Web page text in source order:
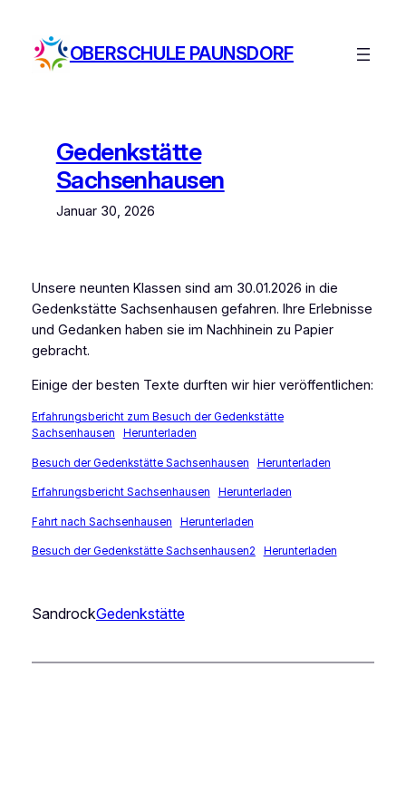
springen
OBERSCHULE PAUNSDORF
Gedenkstätte
Sachsenhausen
Januar 30, 2026
Unsere neunten Klassen sind am 30.01.2026 in die
Gedenkstätte Sachsenhausen gefahren. Ihre Erlebnisse
und Gedanken haben sie im Nachhinein zu Papier
gebracht.
Einige der besten Texte durften wir hier veröffentlichen:
Erfahrungsbericht zum Besuch der Gedenkstätte
Sachsenhausen
Herunterladen
Besuch der Gedenkstätte Sachsenhausen Herunterladen
Erfahrungsbericht Sachsenhausen Herunterladen
Fahrt nach Sachsenhausen Herunterladen
Besuch der Gedenkstätte Sachsenhausen2 Herunterladen
SandrockGedenkstätte